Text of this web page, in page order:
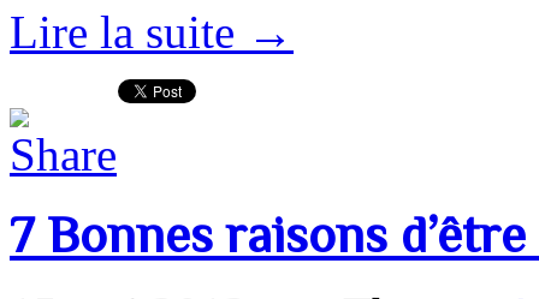
Lire la suite →
7 Bonnes raisons